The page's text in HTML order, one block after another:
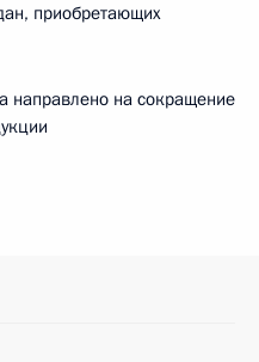
приобретающих
направлено на сокращение